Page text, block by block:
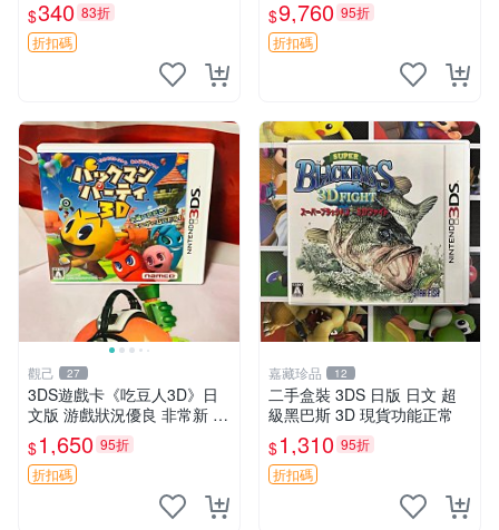
掌上型號嚴選推薦 3DS掌機
二手掌上型號嚴選收藏
$340 83折
折扣碼
裝 測試動作品 DS遊戲卡帶
$9,760 95折
折扣碼
觀己 27
3DS遊戲卡《吃豆人3D》日
文版 游戲狀況優良 非常新 整
機無損 全新盒包隨機發貨 吃
豆人3D 日本 3ds游戲卡
$1,650 95折
折扣碼
嘉藏珍品 12
二手盒裝 3DS 日版 日文 超
級黑巴斯 3D 現貨功能正常
$1,310 95折
折扣碼